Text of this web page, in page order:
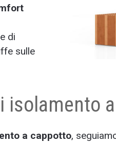
di
sulle
isolamento
a cappotto,